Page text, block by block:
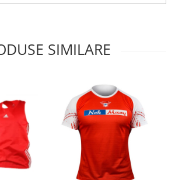
SIMILARE